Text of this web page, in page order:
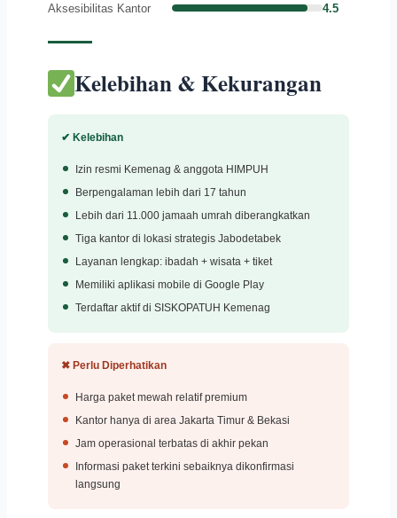
Aksesibilitas Kantor 4.5
Kelebihan & Kekurangan
✔ Kelebihan
Izin resmi Kemenag & anggota HIMPUH
Berpengalaman lebih dari 17 tahun
Lebih dari 11.000 jamaah umrah diberangkatkan
Tiga kantor di lokasi strategis Jabodetabek
Layanan lengkap: ibadah + wisata + tiket
Memiliki aplikasi mobile di Google Play
Terdaftar aktif di SISKOPATUH Kemenag
✖ Perlu Diperhatikan
Harga paket mewah relatif premium
Kantor hanya di area Jakarta Timur & Bekasi
Jam operasional terbatas di akhir pekan
Informasi paket terkini sebaiknya dikonfirmasi
langsung